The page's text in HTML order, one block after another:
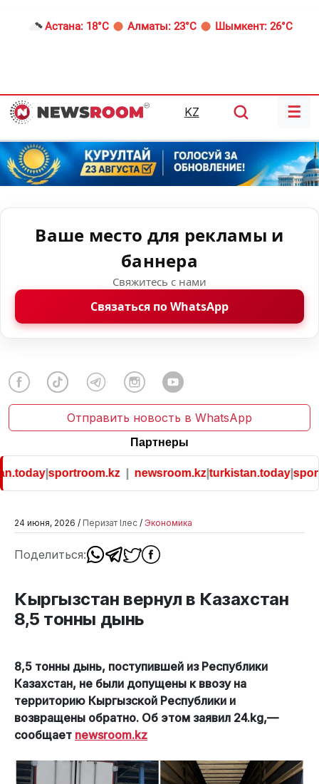
Астана: 18°C Алматы: 23°C Шымкент: 26°C
KZ ☰
Ваше место для рекламы и
баннера
Свяжитесь с нами
Связаться по WhatsApp
Отправить новость в WhatsApp
Партнеры
|sportroom.kz| newsroom.kz|turkistan.today|
24 июня, 2026 / Перизат Ілес / Экономика
Поделиться:
Кыргызстан вернул в Казахстан
8,5 тонны дынь
8,5 тонны дынь, поступившей из Республики
Казахстан, не были допущены к ввозу на
территорию Кыргызской Республики и
возвращены обратно. Об этом заявил 24.kg,—
сообщает newsroom.kz